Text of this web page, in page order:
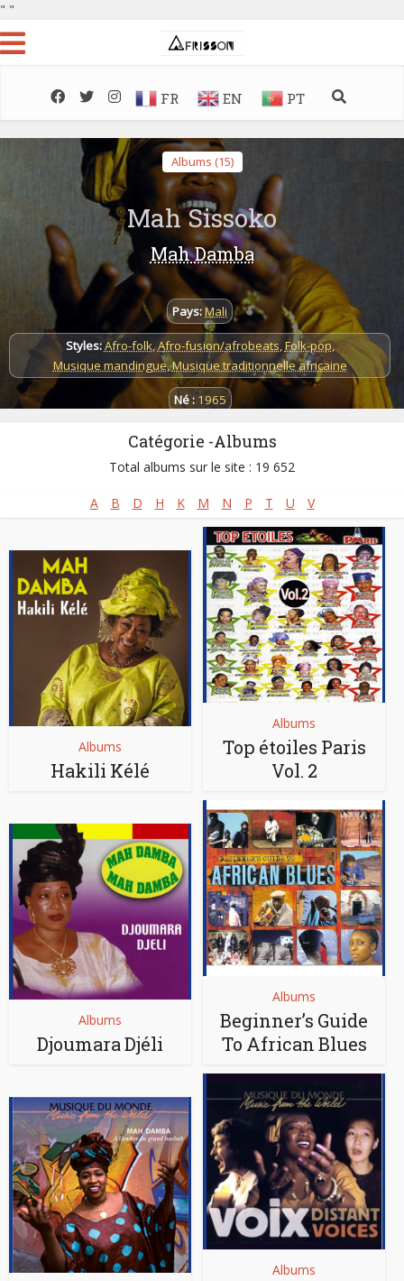
" "
FR EN PT
Albums (15)
Mah Sissoko
Mah Damba
Pays:Mali
Styles:Afro-folk,Afro-fusion/afrobeats,Folk-pop,
Musique mandingue,Musique traditionnelle africaine
Né :1965
Catégorie -Albums
Total albums sur le site : 19 652
A B D H K M N P T U V
Albums
Hakili Kélé
Albums
Top étoiles Paris
Vol. 2
Albums
Djoumara Djéli
Albums
Beginner’s Guide
To African Blues
Albums